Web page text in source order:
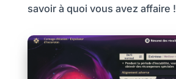
savoir à quoi vous avez affaire !